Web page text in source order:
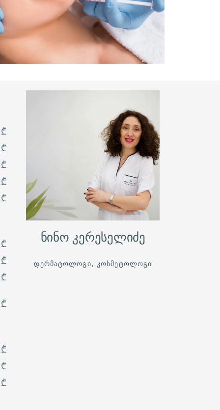
ᲞᲚᲐᲖᲛᲐᲟᲘ -
ᲞᲠᲝᲪᲔᲓᲣᲠᲔᲑᲘ
ᲥᲘᲠᲣᲠᲒᲘᲣᲚᲘ ᲩᲐᲠᲔᲕᲘᲡ
ᲒᲐᲠᲔᲨᲔ
ᲐᲜᲢᲘᲝᲥᲡᲘᲓᲐᲜᲢᲣᲠᲘ
ᲧᲕᲔᲚᲐᲤᲔᲠᲘ, ᲠᲐᲪ ᲣᲜᲓᲐ
ᲞᲠᲝᲪᲔᲓᲣᲠᲘᲡ ᲨᲔᲡᲐᲮᲔᲑ
DEKA IPL ᲚᲐᲖᲔᲠᲘ -
ᲧᲕᲔᲚᲐᲤᲔᲠᲘ ᲠᲐᲪ ᲣᲜᲓᲐ
ᲘᲪᲝᲓᲔᲗ
ᲪᲔᲚᲣᲚᲘᲢᲡ?
ᲝᲜᲘᲥᲝᲛᲘᲙᲝᲖᲡ
(ᲤᲠᲩᲮᲘᲚᲘᲡ ᲡᲝᲙᲝᲡ)
ნინო კერესელიძე
ᲓᲔᲠᲛᲐᲢᲝᲚᲝᲒᲘ, ᲙᲝᲡᲛᲔᲢᲝᲚᲝᲒᲘ